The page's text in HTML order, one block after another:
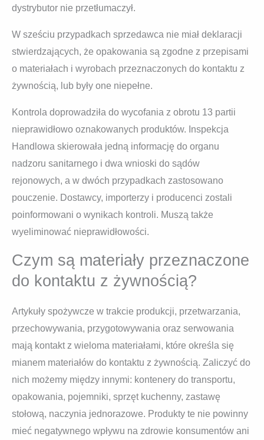
dystrybutor nie przetłumaczył.
W sześciu przypadkach sprzedawca nie miał deklaracji
stwierdzających, że opakowania są zgodne z przepisami
o materiałach i wyrobach przeznaczonych do kontaktu z
żywnością, lub były one niepełne.
Kontrola doprowadziła do wycofania z obrotu 13 partii
nieprawidłowo oznakowanych produktów. Inspekcja
Handlowa skierowała jedną informację do organu
nadzoru sanitarnego i dwa wnioski do sądów
rejonowych, a w dwóch przypadkach zastosowano
pouczenie. Dostawcy, importerzy i producenci zostali
poinformowani o wynikach kontroli. Muszą także
wyeliminować nieprawidłowości.
Czym są materiały przeznaczone
do kontaktu z żywnością?
Artykuły spożywcze w trakcie produkcji, przetwarzania,
przechowywania, przygotowywania oraz serwowania
mają kontakt z wieloma materiałami, które określa się
mianem materiałów do kontaktu z żywnością. Zaliczyć do
nich możemy między innymi: kontenery do transportu,
opakowania, pojemniki, sprzęt kuchenny, zastawę
stołową, naczynia jednorazowe. Produkty te nie powinny
mieć negatywnego wpływu na zdrowie konsumentów ani